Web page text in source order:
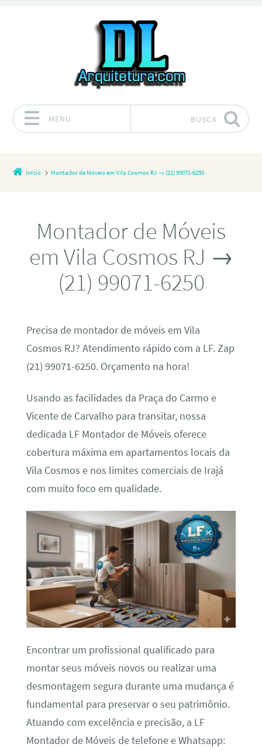
MENU BUSCA
Início Montador de Móveis em Vila Cosmos RJ → (21) 99071-6250
Montador de Móveis
em Vila Cosmos RJ →
(21) 99071-6250
Precisa de montador de móveis em Vila
Cosmos RJ? Atendimento rápido com a LF. Zap
(21) 99071-6250. Orçamento na hora!
Usando as facilidades da Praça do Carmo e
Vicente de Carvalho para transitar, nossa
dedicada LF Montador de Móveis oferece
cobertura máxima em apartamentos locais da
Vila Cosmos e nos limites comerciais de Irajá
com muito foco em qualidade.
Encontrar um profissional qualificado para
montar seus móveis novos ou realizar uma
desmontagem segura durante uma mudança é
fundamental para preservar o seu patrimônio.
Atuando com excelência e precisão, a LF
Montador de Móveis de telefone e Whatsapp: